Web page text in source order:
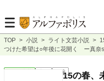
TOP > 小説 > ライト文芸小説 >
つけた希望は○年後に花開く ー真奈
長編15の春、